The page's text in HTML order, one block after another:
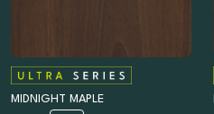
MIDNIGHT MAPLE